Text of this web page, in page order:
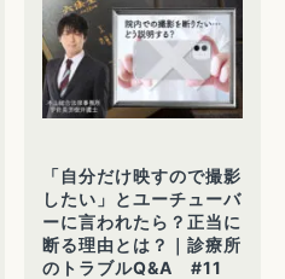
「自分だけ映すので撮影
したい」とユーチューバ
ーに言われたら？正当に
断る理由とは？｜診療所
のトラブルQ&A #11